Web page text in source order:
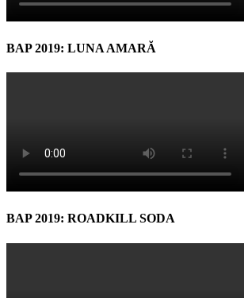
BAP 2019: LUNA AMARĂ
BAP 2019: ROADKILL SODA